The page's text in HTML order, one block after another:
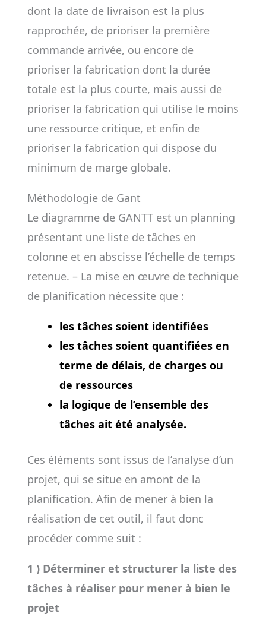
dont la date de livraison est la plus
rapprochée, de prioriser la première
commande arrivée, ou encore de
prioriser la fabrication dont la durée
totale est la plus courte, mais aussi de
prioriser la fabrication qui utilise le moins
une ressource critique, et enfin de
prioriser la fabrication qui dispose du
minimum de marge globale.
Méthodologie de Gant
Le diagramme de GANTT est un planning
présentant une liste de tâches en
colonne et en abscisse l’échelle de temps
retenue. – La mise en œuvre de technique
de planification nécessite que :
les tâches soient identifiées
les tâches soient quantifiées en
terme de délais, de charges ou
de ressources
la logique de l’ensemble des
tâches ait été analysée.
Ces éléments sont issus de l’analyse d’un
projet, qui se situe en amont de la
planification. Afin de mener à bien la
réalisation de cet outil, il faut donc
procéder comme suit :
1 ) Déterminer et structurer la liste des
tâches à réaliser pour mener à bien le
projet